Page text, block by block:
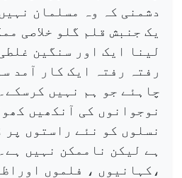
دشمنی کہ وہ مسلمان
یک جنبش قلم گلو خلاصی
لینا ایک اور سنگین
رفتہ رفتہ ایک کار آمد
چاہئے جو ہم نہیں
نوجوانوں کی آنکھیں
نسلوں کو نئے راستوں پر
ہے لیکن ناممکن نہیں
،کہانیوں ، فلموں